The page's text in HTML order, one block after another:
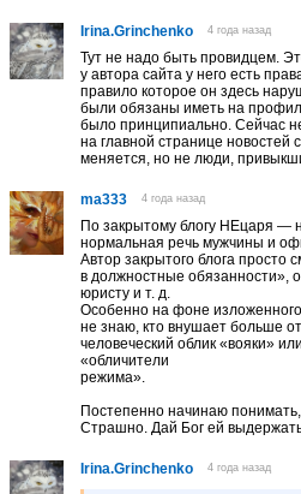
Irina.Grinchenko 4 года назад
Тут не надо быть провидцем.
у автора сайта у него есть
правило которое он здесь
были обязаны иметь на
было принципиально. Сейчас
на главной странице новостей
меняется, но не люди,
ma333 4 года назад
По закрытому блогу НЕцаря —
нормальная речь мужчины и
Автор закрытого блога просто
в должностные обязанности»,
юристу и т. д.
Особенно на фоне
не знаю, кто внушает больше
человеческий облик «вояки»
«обличители
режима».
Постепенно начинаю
Страшно. Дай Бог ей
Irina.Grinchenko 4 года назад